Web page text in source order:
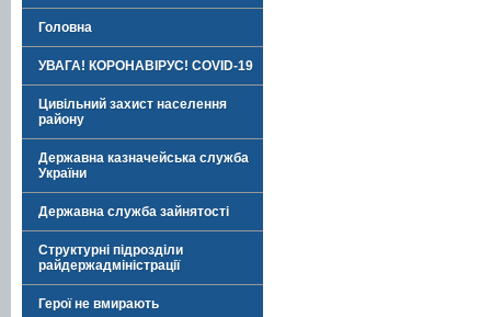
Головна
УВАГА! КОРОНАВІРУС! COVID-19
Цивільний захист населення
району
Державна казначейська служба
України
Державна служба зайнятості
Структурні підрозділи
райдержадміністрації
Герої не вмирають